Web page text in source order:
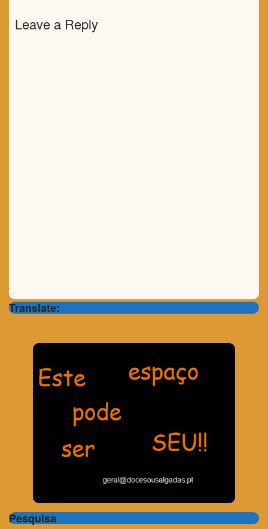
Leave a Reply
Translate:
Pesquisa